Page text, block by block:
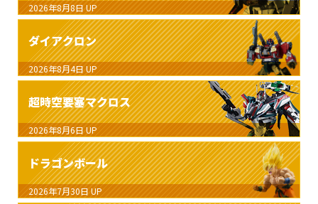
2026年8月8日 UP
ダイアクロン
2026年8月4日 UP
超時空要塞マクロス
2026年8月6日 UP
ドラゴンボール
2026年7月30日 UP